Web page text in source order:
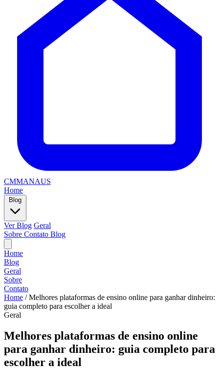
CMMANAUS
Home
Ver Blog Geral
Sobre Contato Blog
Home
Blog
Geral
Sobre
Contato
Home / Melhores plataformas de ensino online para ganhar dinheiro:
guia completo para escolher a ideal
Geral
Melhores plataformas de ensino online
para ganhar dinheiro: guia completo para
escolher a ideal